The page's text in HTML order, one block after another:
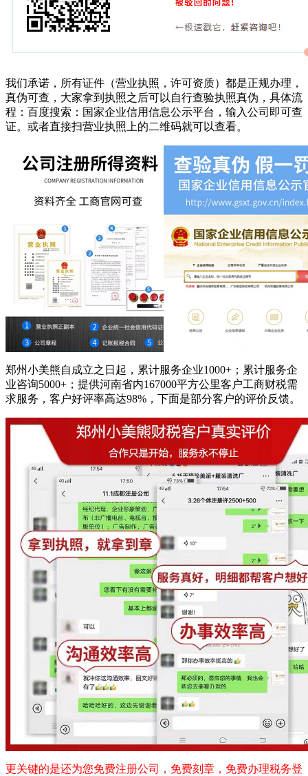
我们承诺，所有证件（营业执照，许可资质）都是正规办理，
真伪可查，大家拿到执照之后可以自行查验执照真伪，具体流
程：百度搜索：国家企业信用信息公示平台，输入公司即可查
证。或者直接扫营业执照上的二维码就可以查看。
郑州小美熊自成立之日起，累计服务企业1000+；累计服务企
业咨询5000+；提供河南省内167000平方公里客户工商财税需
求服务，客户好评率高达98%，下面是部分客户的评价反馈。
更关键的是还为您免费注册公司，免费刻章，免费办理税务登